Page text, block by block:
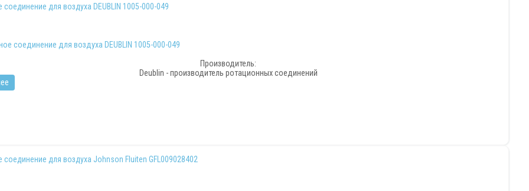
для воздуха DEUBLIN 1005-000-049
Производитель:
Deublin - производитель ротационных соединений
соединение для воздуха Johnson Fluiten GFL009028402